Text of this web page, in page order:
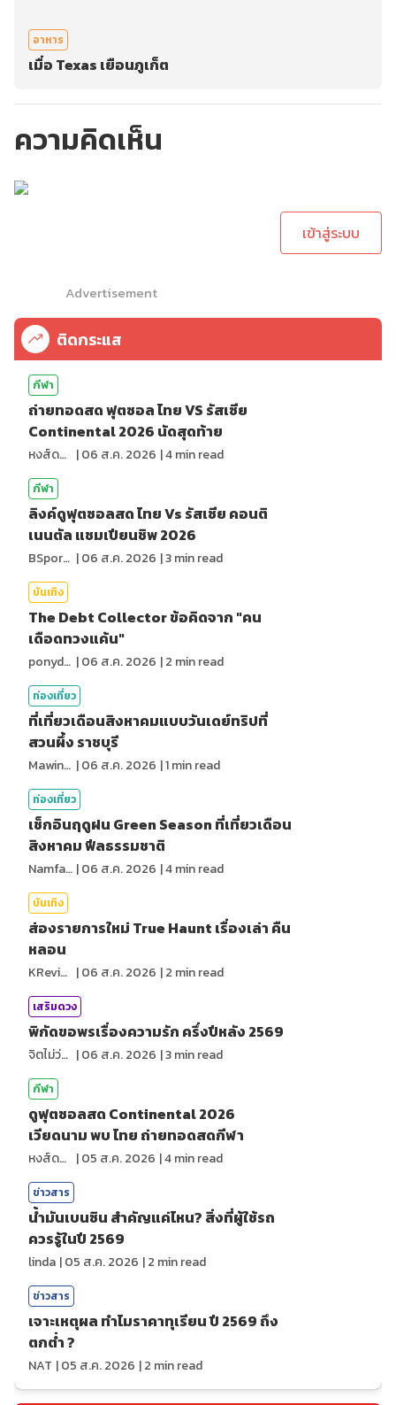
อาหาร
เมื่อ Texas เยือนภูเก็ต
ความคิดเห็น
เข้าสู่ระบบ
Advertisement
ติดกระแส
กีฬา
ถ่ายทอดสด ฟุตซอล ไทย VS รัสเซีย
Continental 2026 นัดสุดท้าย
หงส์ดรุณ |06 ส.ค. 2026 |4min read
กีฬา
ลิงค์ดูฟุตซอลสด ไทย Vs รัสเซีย คอนติ
เนนตัล แชมเปียนชิพ 2026
BSports8 |06 ส.ค. 2026 |3min read
บันเทิง
The Debt Collector ข้อคิดจาก "คน
เดือดทวงแค้น"
ponydiary |06 ส.ค. 2026 |2 min read
ท่องเที่ยว
ที่เที่ยวเดือนสิงหาคมแบบวันเดย์ทริปที่
สวนผึ้ง ราชบุรี
MawinMatravel |06 ส.ค. 2026 |1min read
ท่องเที่ยว
เช็กอินฤดูฝน Green Season ที่เที่ยวเดือน
สิงหาคม ฟีลธรรมชาติ
NamfahPhupha |06 ส.ค. 2026 |4min read
บันเทิง
ส่องรายการใหม่ True Haunt เรื่องเล่า คืน
หลอน
KReview |06 ส.ค. 2026 |2 min read
เสริมดวง
พิกัดขอพรเรื่องความรัก ครึ่งปีหลัง 2569
จิตไม่ว่าง |06 ส.ค. 2026 |3min read
กีฬา
ดูฟุตซอลสด Continental 2026
เวียดนาม พบ ไทย ถ่ายทอดสดกีฬา
หงส์ดรุณ |05 ส.ค. 2026 |4min read
ข่าวสาร
น้ำมันเบนซิน สำคัญแค่ไหน? สิ่งที่ผู้ใช้รถ
ควรรู้ในปี 2569
linda |05 ส.ค. 2026 |2 min read
ข่าวสาร
เจาะเหตุผล ทำไมราคาทุเรียน ปี 2569 ถึง
ตกต่ำ ?
NAT |05 ส.ค. 2026 |2 min read